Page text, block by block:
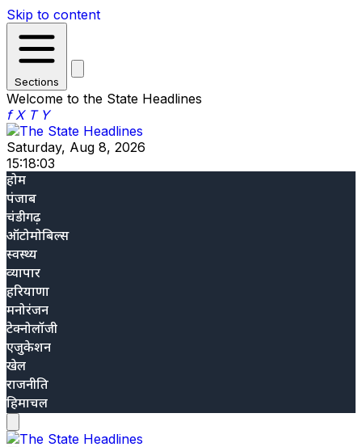
Skip to content
Sections
Welcome to the State Headlines
f X T Y
Saturday, Aug 8, 2026
15:18:04
होम
पंजाब
चंडीगढ़
ऑटोमोबिल्स
स्वस्थ्य
व्यापार
हरियाणा
मनोरंजन
टेक्नोलॉजी
एजुकेशन
खेल
राजनीति
हिमाचल